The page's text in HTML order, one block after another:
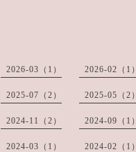
2026-03（1） 2026-02（1）
2025-07（2） 2025-05（2）
2024-11（2） 2024-09（1）
2024-03（1） 2024-02（1）